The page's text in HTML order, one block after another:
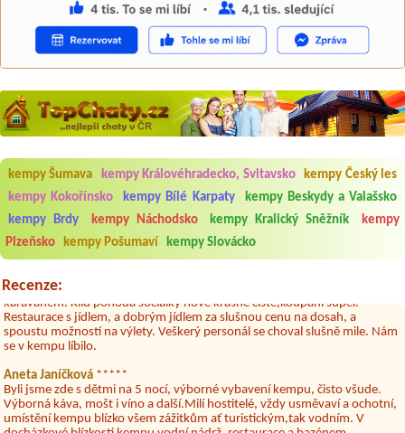
kempy Šumava kempy Královéhradecko, Svitavsko
kempy Český les
kempy Kokořínsko
kempy Bílé Karpaty
kempy Beskydy a Valašsko
kempy Brdy
kempy Náchodsko kempy Kralický Sněžník
kempy
Plzeňsko
kempy Pošumaví kempy Slovácko
Recenze:
Aneta Melicharová***
V umývárně i na WC bylo vždy čisto, doplněný papír i utěrky, což při
množství návštěvníků není samozřejmost. V kempu je obchod a
restaurace, kebab a další občerstvení. Co nás ale velice zklamalo byl
celodenní hluk z repráků u stanů a absolutní bezohlednost ostatních
ubytovaných. Přes den jsem si připadala jak na pouti- z každého koutu
hrála jiná hudba.Kemp pěkný, ale takový rámus jsme ještě nezažili...
Chtěli jsme být týden,byli jsme dva. Na začátku prázdnin. Přijeli jsme
karavanem. Klid pohoda socialky nové krásné čisté,koupání super.
Restaurace s jídlem, a dobrým jídlem za slušnou cenu na dosah, a
spoustu možností na výlety. Veškerý personál se choval slušně mile. Nám
se v kempu líbilo.
Aneta Janíčková *****
Byli jsme zde s dětmi na 5 nocí, výborné vybavení kempu, čisto všude.
Výborná káva, mošt i víno a další.Milí hostitelé, vždy usměvaví a ochotní,
umístění kempu blízko všem zážitkům ať turistickým,tak vodním. V
docházkové blízkosti kempu vodní nádrž, restaurace a bazénem,